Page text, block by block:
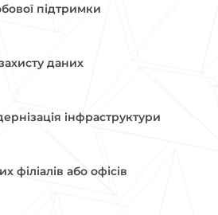
підтримки
даних
інфраструктури
філіалів або офісів